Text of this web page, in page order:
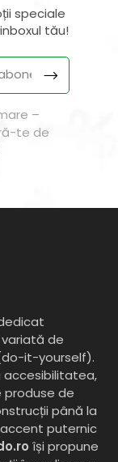
speciale
tău!
–
te de
de
it-yourself).
accesibilitatea,
produse de
până la
puternic
își propune